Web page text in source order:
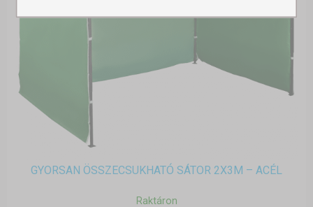
GYORSAN ÖSSZECSUKHATÓ SÁTOR 2X3M – ACÉL
Raktáron